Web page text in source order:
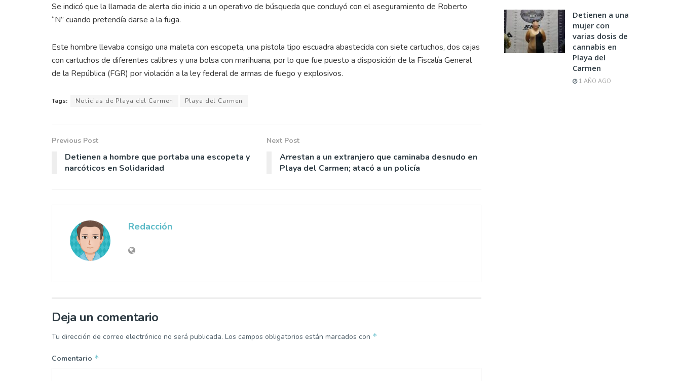
Se indicó que la llamada de alerta dio inicio a un operativo de búsqueda que concluyó con el aseguramiento de Roberto
“N” cuando pretendía darse a la fuga.
Este hombre llevaba consigo una maleta con escopeta, una pistola tipo escuadra abastecida con siete cartuchos, dos cajas
con cartuchos de diferentes calibres y una bolsa con marihuana, por lo que fue puesto a disposición de la Fiscalía General
de la República (FGR) por violación a la ley federal de armas de fuego y explosivos.
Tags: Noticias de Playa del Carmen Playa del Carmen
Previous Post
Detienen a hombre que portaba una escopeta y
narcóticos en Solidaridad
Next Post
Arrestan a un extranjero que caminaba desnudo en
Playa del Carmen; atacó a un policía
Redacción
Deja un comentario
Tu dirección de correo electrónico no será publicada. Los campos obligatorios están marcados con *
Comentario *
Detienen a una
mujer con
varias dosis de
cannabis en
Playa del
Carmen
1 AÑO AGO